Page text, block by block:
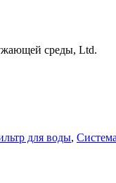
среды, Ltd.
для воды,